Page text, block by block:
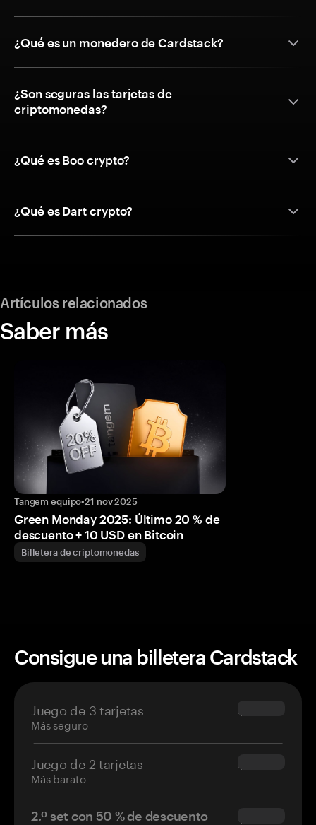
¿Qué es un monedero de Cardstack?
¿Son seguras las tarjetas de
criptomonedas?
¿Qué es Boo crypto?
¿Qué es Dart crypto?
Artículos relacionados
Saber más
Tangem equipo•21 nov 2025
Green Monday 2025: Último 20 % de
descuento + 10 USD en Bitcoin
Billetera de criptomonedas
Consigue una billetera Cardstack
Juego de 3 tarjetas
Más seguro
$69.90
Juego de 2 tarjetas
Más barato
$54.90
2.º set con 50 % de descuento $34.95